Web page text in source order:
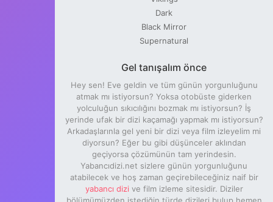
Dark
Black Mirror
Supernatural
Gel tanışalım önce
Hey sen! Eve geldin ve tüm günün yorgunluğunu
atmak mı istiyorsun? Yoksa otobüste giderken
yolculuğun sıkıcılığını bozmak mı istiyorsun? İş
yerinde ufak bir dizi kaçamağı yapmak mı istiyorsun?
Arkadaşlarınla gel yeni bir dizi veya film izleyelim mi
diyorsun? Eğer bu gibi düşünceler aklından
geçiyorsa çözümünün tam yerindesin.
Yabancıdizi.net sizlere günün yorgunluğunu
atabilecek ve hoş zaman geçirebileceğiniz naif bir
yabancı dizi ve film izleme sitesidir. Diziler